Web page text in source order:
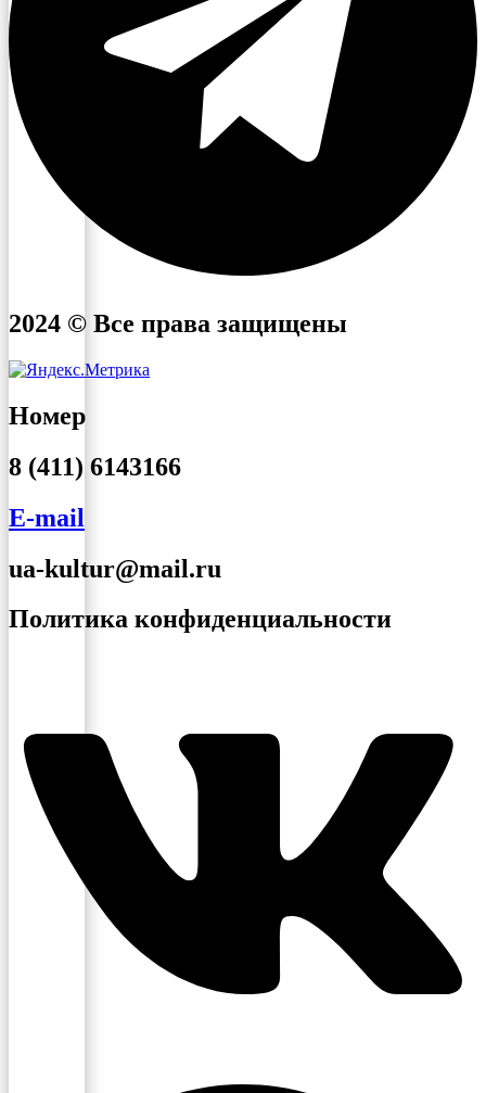
2024 © Все права защищены
Номер
8 (411) 6143166
E-mail
ua-kultur@mail.ru
Политика конфиденциальности